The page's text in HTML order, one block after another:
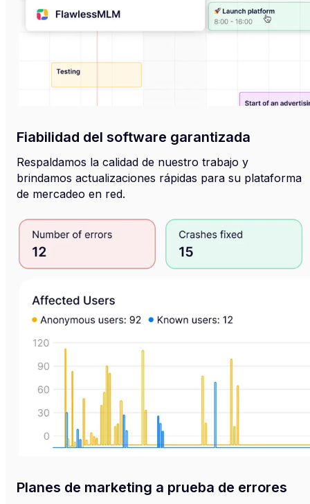
Fiabilidad del software garantizada
Respaldamos la calidad de nuestro trabajo y
brindamos actualizaciones rápidas para su plataforma
de mercadeo en red.
Planes de marketing a prueba de errores